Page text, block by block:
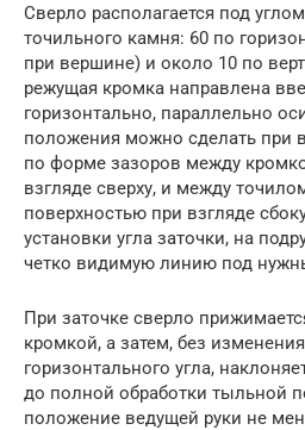
Сверло располагается под
точильного камня: 60 по
при вершине) и около 10 по
режущая кромка направлена
горизонтально, параллельно
положения можно сделать при
по форме зазоров между
взгляде сверху, и между
поверхностью при взгляде
установки угла заточки, на
четко видимую линию под
При заточке сверло
кромкой, а затем, без
горизонтального угла,
до полной обработки тыльной
положение ведущей руки не